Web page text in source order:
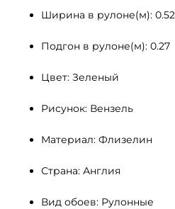
Ширина в рулоне(м): 0.52
Подгон в рулоне(м): 0.27
Цвет: Зеленый
Рисунок: Вензель
Материал: Флизелин
Страна: Англия
Вид обоев: Рулонные